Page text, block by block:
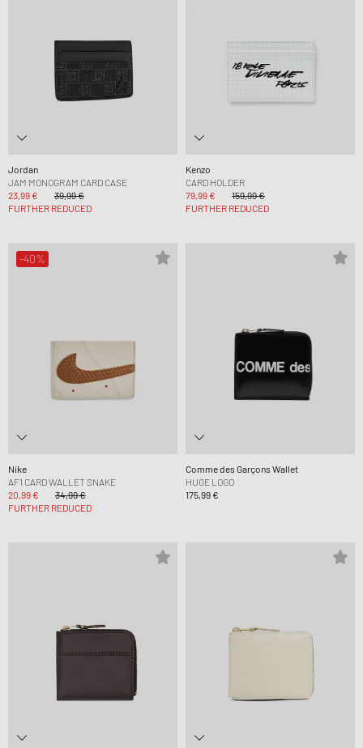
Jordan
JAM MONOGRAM CARD CASE
23,99 €
39,99 €
FURTHER REDUCED
Kenzo
CARD HOLDER
79,99 €
159,99 €
FURTHER REDUCED
-40%
Nike
AF1 CARD WALLET SNAKE
20,99 €
34,99 €
FURTHER REDUCED
Comme des Garçons Wallet
HUGE LOGO
175,99 €